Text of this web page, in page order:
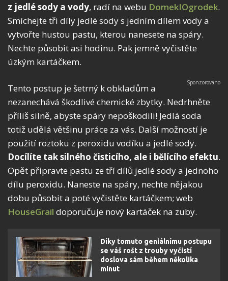
z jedlé sody a vody, radí na webu DomekIOgrodek.
Smíchejte tři díly jedlé sody s jedním dílem vody a
vytvořte hustou pastu, kterou nanesete na spáry.
Nechte působit asi hodinu. Pak jemně vyčistěte
úzkým kartáčkem.
Tento postup je šetrný k obkladům a
nezanechává škodlivé chemické zbytky. Nedrhněte
příliš silně, abyste spáry nepoškodili! Jedlá soda
totiž udělá většinu práce za vás. Další možností je
použití roztoku z peroxidu vodíku a jedlé sody.
Docílíte tak silného čisticího, ale i bělícího efektu.
Opět připravte pastu ze tří dílů jedlé sody a jednoho
dílu peroxidu. Naneste na spáry, nechte nějakou
dobu působit a poté vyčistěte kartáčkem; web
HouseGrail doporučuje nový kartáček na zuby.
Díky tomuto geniálnímu postupu
se váš rošt z trouby vyčistí
doslova sám během několika
minut